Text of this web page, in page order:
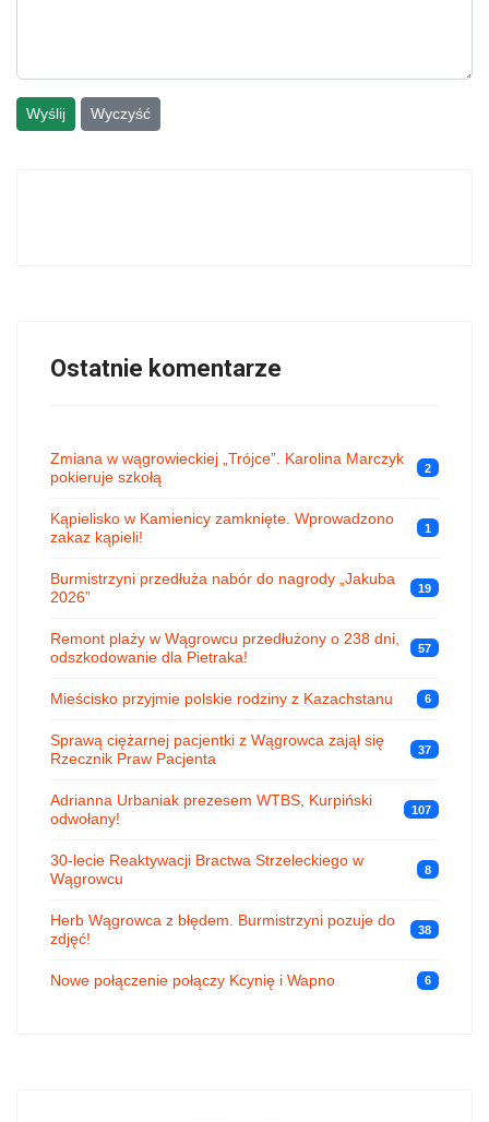
Wyślij Wyczyść
Ostatnie komentarze
Zmiana w wągrowieckiej „Trójce”. Karolina Marczyk
pokieruje szkołą
2
Kąpielisko w Kamienicy zamknięte. Wprowadzono
zakaz kąpieli!
1
Burmistrzyni przedłuża nabór do nagrody „Jakuba
2026”
19
Remont plaży w Wągrowcu przedłużony o 238 dni,
odszkodowanie dla Pietraka!
57
Mieścisko przyjmie polskie rodziny z Kazachstanu 6
Sprawą ciężarnej pacjentki z Wągrowca zajął się
Rzecznik Praw Pacjenta
37
Adrianna Urbaniak prezesem WTBS, Kurpiński
odwołany!
107
30-lecie Reaktywacji Bractwa Strzeleckiego w
Wągrowcu
8
Herb Wągrowca z błędem. Burmistrzyni pozuje do
zdjęć!
38
Nowe połączenie połączy Kcynię i Wapno 6